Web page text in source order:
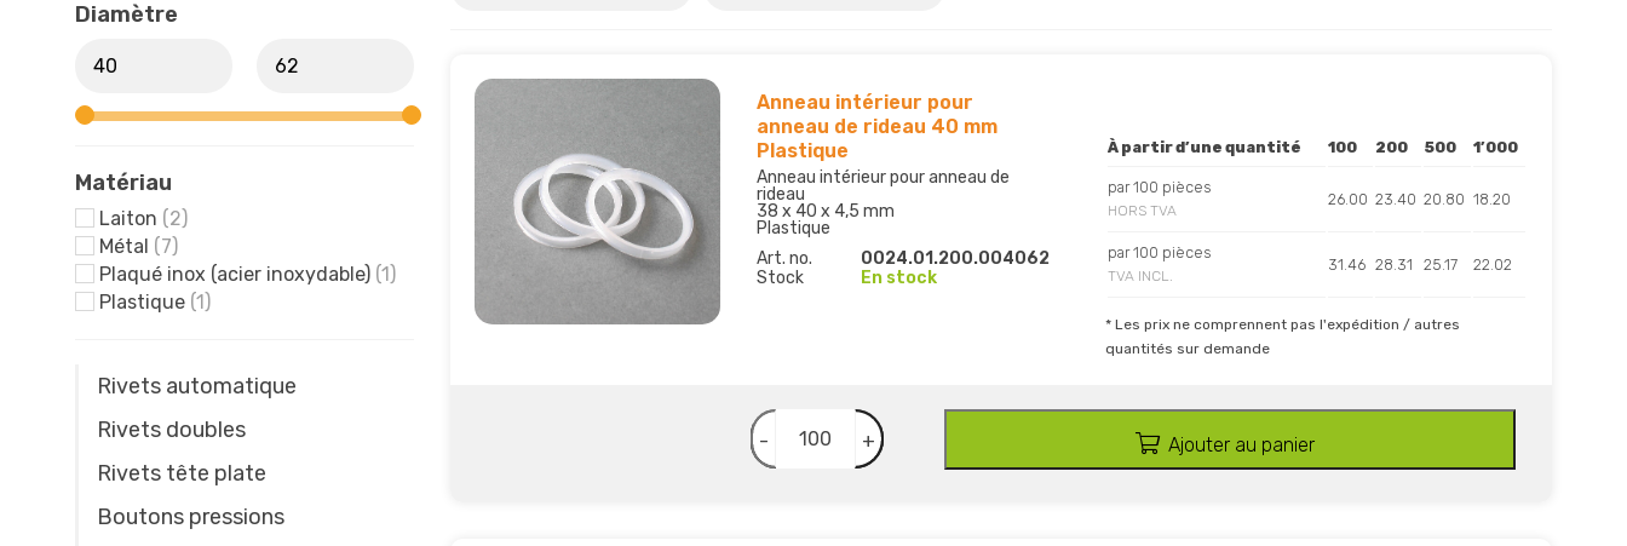
Diamètre
Matériau
Laiton (2)
Métal (7)
Plaqué inox (acier inoxydable) (1)
Plastique (1)
Rivets automatique
Rivets doubles
Rivets tête plate
Boutons pressions
Anneau intérieur pour
anneau de rideau 40 mm
Plastique
Anneau intérieur pour anneau de
rideau
38 x 40 x 4,5 mm
Plastique
Art. no.
0024.01.200.004062
Stock
En stock
À partir d’une quantité 100 200 500 1’000
par 100 pièces
HORS TVA
26.00 23.40 20.80 18.20
par 100 pièces
TVA INCL.
31.46 28.31 25.17 22.02
* Les prix ne comprennent pas l'expédition / autres
quantités sur demande
- + Ajouter au panier